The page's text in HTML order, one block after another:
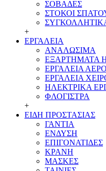
ΣΟΒΑΔΕΣ
ΣΤΟΚΟΙ
+
ΕΡΓΑΛΕΙΑ
ΑΝΑΛΩΣΙΜΑ
ΕΞΑΡΤΗΜΑΤΑ
ΕΡΓΑΛΕΙΑ
ΕΡΓΑΛΕΙΑ
ΗΛΕΚΤΡΙΚΑ
ΦΛΟΓΙΣΤΡΑ
+
ΕΙΔΗ ΠΡΟΣΤΑΣΙΑΣ
ΓΑΝΤΙΑ
ΕΝΔΥΣΗ
ΕΠΙΓΟΝΑΤΙΔΕΣ
ΚΡΑΝΗ
ΜΑΣΚΕΣ